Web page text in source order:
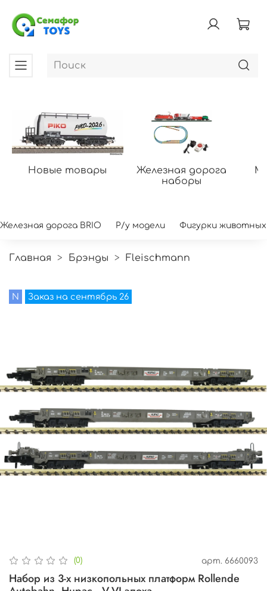
Новые товары
Железная дорога
наборы
Железная дорога BRIO Р/у модели Фигурки животных
Главная Брэнды Fleischmann
N Заказ на сентябрь 26
(0) арт. 6660093
Набор из 3-х низкопольных платформ Rollende